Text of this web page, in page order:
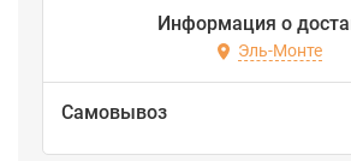
Информация о
Эль-Монте
Самовывоз